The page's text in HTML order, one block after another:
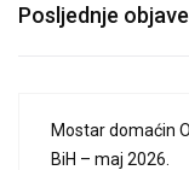
Posljednje objave
Mostar domaćin
BiH – maj 2026.